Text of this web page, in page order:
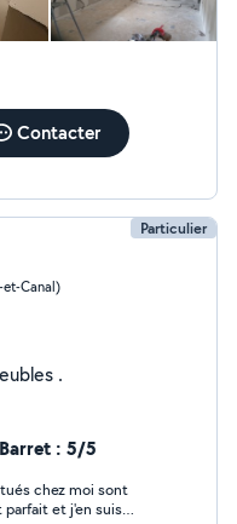
Contacter
Particulier
et-Canal)
.
: 5/5
chez moi sont
et j'en suis